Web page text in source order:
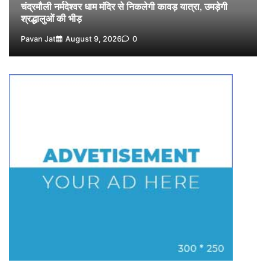
Pavan Jat August 6, 2026 0
चंद्रमौली नर्मदेश्वर धाम मंदिर से निकलेगी कावड़ यात्रा, उमड़ेगी
श्रद्धालुओं की भीड़
Pavan Jat August 9, 2026 0